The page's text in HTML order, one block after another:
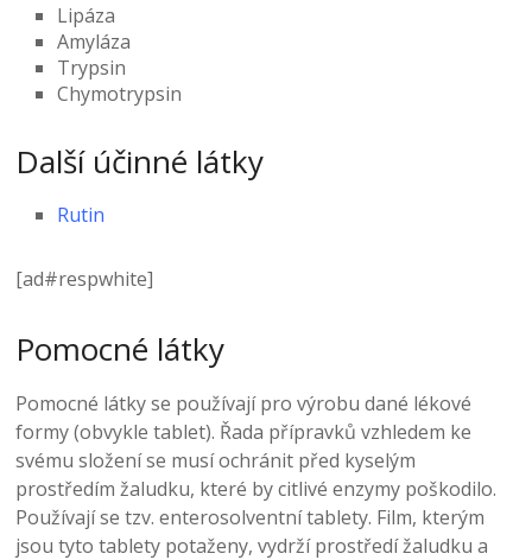
Lipáza
Amyláza
Trypsin
Chymotrypsin
Další účinné látky
Rutin
[ad#respwhite]
Pomocné látky
Pomocné látky se používají pro výrobu dané lékové
formy (obvykle tablet). Řada přípravků vzhledem ke
svému složení se musí ochránit před kyselým
prostředím žaludku, které by citlivé enzymy poškodilo.
Používají se tzv. enterosolventní tablety. Film, kterým
jsou tyto tablety potaženy, vydrží prostředí žaludku a